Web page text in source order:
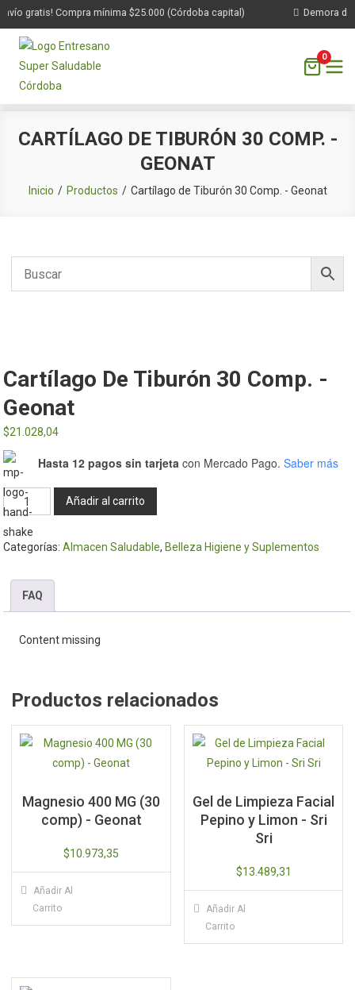
gratis! Compra mínima $25.000 (Córdoba capital) Demora de
0
CARTÍLAGO DE TIBURÓN 30 COMP. -
GEONAT
Inicio Productos Cartílago de Tiburón 30 Comp. - Geonat
Cartílago De Tiburón 30 Comp. -
Geonat
$21.028,04
Hasta 12 pagos sin tarjeta con Mercado Pago. Saber más
Cartílago
de
Tiburón
Geonat
cantidad
Añadir al carrito
Categorías:Almacen Saludable, Belleza Higiene y Suplementos
FAQ
Content missing
Productos relacionados
Magnesio 400 MG (30
comp) - Geonat
$10.973,35
Añadir Al
Carrito
Gel de Limpieza Facial
Pepino y Limon - Sri
Sri
$13.489,31
Añadir Al
Carrito